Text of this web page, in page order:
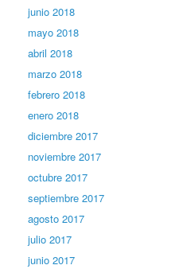
junio 2018
mayo 2018
abril 2018
marzo 2018
febrero 2018
enero 2018
diciembre 2017
noviembre 2017
octubre 2017
septiembre 2017
agosto 2017
julio 2017
junio 2017